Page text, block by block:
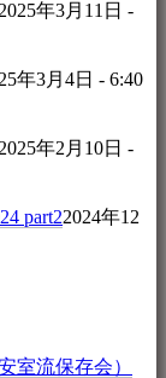
2025年3月11日 -
年3月4日 - 6:40
2025年2月10日 -
part22024年12
流保存会）